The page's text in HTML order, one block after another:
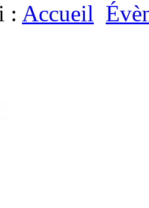
: Accueil